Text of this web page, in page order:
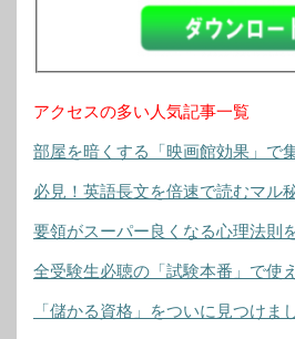
アクセスの多い人気記事一覧
部屋を暗くする「映画館効果」で
必見！英語長文を倍速で読むマル
要領がスーパー良くなる心理法則
全受験生必聴の「試験本番」で使
「儲かる資格」をついに見つけま